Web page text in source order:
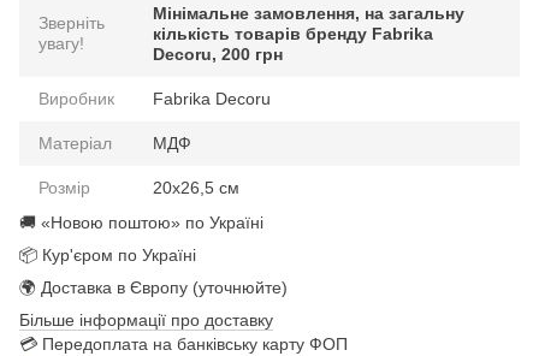
Зверніть
увагу!
Мінімальне замовлення, на загальну
кількість товарів бренду Fabrika
Decoru, 200 грн
Виробник Fabrika Decoru
Матеріал МДФ
Розмір
20х26,5 см
🚚 «Новою поштою» по Україні
📦 Кур'єром по Україні
🌍 Доставка в Європу (уточнюйте)
Більше інформації про доставку
💳 Передоплата на банківську карту ФОП